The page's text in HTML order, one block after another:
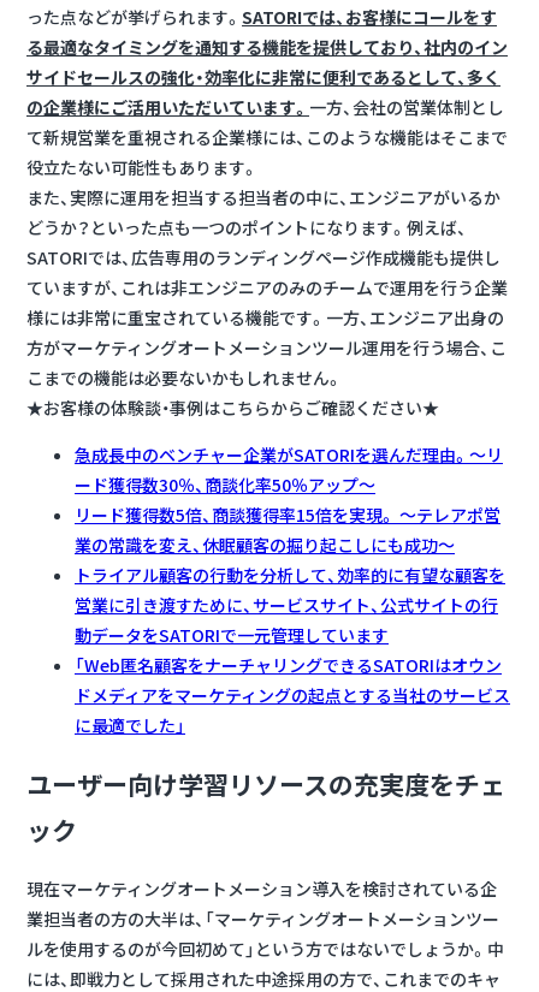
った点などが挙げられます。 SATORIでは、お客様にコールをす
る最適なタイミングを通知する機能を提供しており、社内のイン
サイドセールスの強化・効率化に非常に便利であるとして、多く
の企業様にご活用いただいています。 一方、会社の営業体制とし
て新規営業を重視される企業様には、このような機能はそこまで
役立たない可能性もあります。
また、実際に運用を担当する担当者の中に、エンジニアがいるか
どうか？といった点も一つのポイントになります。例えば、
SATORIでは、広告専用のランディングページ作成機能も提供し
ていますが、これは非エンジニアのみのチームで運用を行う企業
様には非常に重宝されている機能です。一方、エンジニア出身の
方がマーケティングオートメーションツール運用を行う場合、こ
こまでの機能は必要ないかもしれません。
★お客様の体験談・事例はこちらからご確認ください★
急成長中のベンチャー企業がSATORIを選んだ理由。〜リ
ード獲得数30％、商談化率50％アップ〜
リード獲得数5倍、商談獲得率15倍を実現。 〜テレアポ営
業の常識を変え、休眠顧客の掘り起こしにも成功〜
トライアル顧客の行動を分析して、効率的に有望な顧客を
営業に引き渡すために、サービスサイト、公式サイトの行
動データをSATORIで一元管理しています
「Web匿名顧客をナーチャリングできるSATORIはオウン
ドメディアをマーケティングの起点とする当社のサービス
に最適でした」
ユーザー向け学習リソースの充実度をチェ
ック
現在マーケティングオートメーション導入を検討されている企
業担当者の方の大半は、「マーケティングオートメーションツー
ルを使用するのが今回初めて」という方ではないでしょうか。中
には、即戦力として採用された中途採用の方で、これまでのキャ